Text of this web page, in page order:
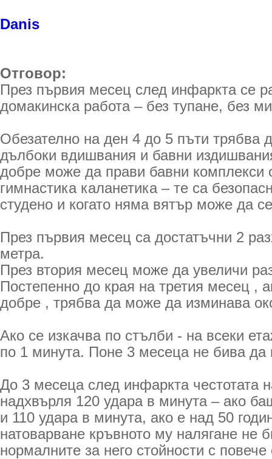
Danis
Отговор:
През първия месец след инфаркта се
домакинска работа – без тупане, без
Обезателно на ден 4 до 5 пъти трябва
дълбоки вдишвания и бавни
добре може да прави бавни комплекси
гимнастика каланетика – те са
студено и когато няма вятър може да
През първия месец са достатъчни 2
метра.
През втория месец може да увеличи
Постепенно до края на третия месец ,
добре , трябва да може да изминава
Ако се изкачва по стълби - на всеки
по 1 минута. Поне 3 месеца не бива да
До 3 месеца след инфаркта честотата
надхвърля 120 удара в минута – ако
и 110 удара в минута, ако е над 50
натоварване кръвното му налягане не
нормалните за него стойности с